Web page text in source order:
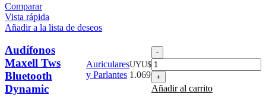
Comparar
Vista rápida
Añadir a la lista de deseos
Audífonos
Maxell Tws
Bluetooth
Dynamic
Auriculares
y Parlantes
UYU$
1.069
Audífonos
Maxell
Tws
Bluetooth
Dynamic
Añadir al carrito